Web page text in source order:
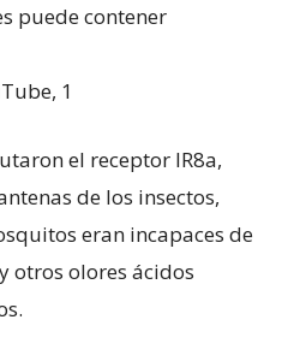
puede contener
1
el receptor IR8a,
de los insectos,
eran incapaces de
otros olores ácidos